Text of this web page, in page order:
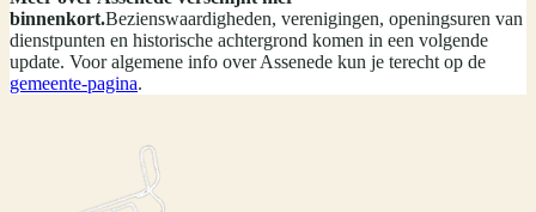
binnenkort.Bezienswaardigheden, verenigingen, openingsuren van
dienstpunten en historische achtergrond komen in een volgende
update. Voor algemene info overAssenede kun je terecht op de
gemeente-pagina.